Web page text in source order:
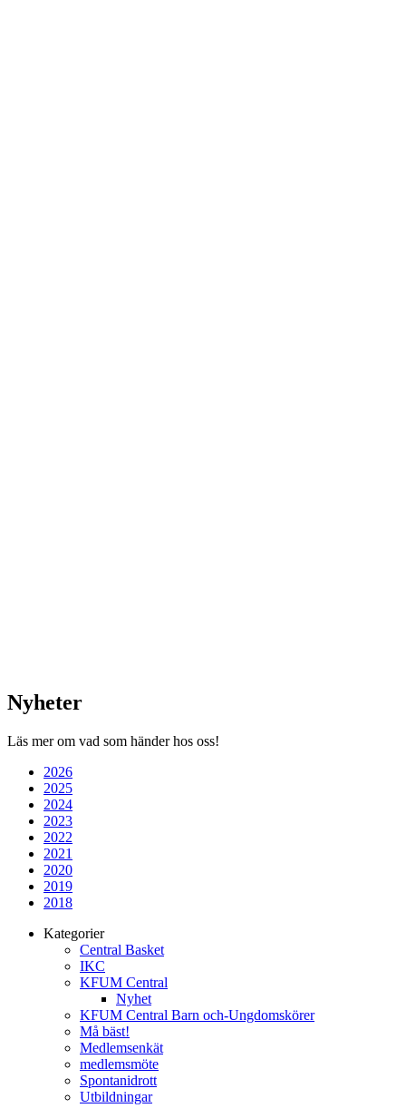
Nyheter
Läs mer om vad som händer hos oss!
2026
2025
2024
2023
2022
2021
2020
2019
2018
Kategorier
Central Basket
IKC
KFUM Central
Nyhet
KFUM Central Barn och-Ungdomskörer
Må bäst!
Medlemsenkät
medlemsmöte
Spontanidrott
Utbildningar